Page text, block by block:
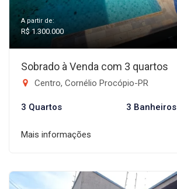
A partir de:
R$ 1.300.000
Sobrado à Venda com 3 quartos
Centro, Cornélio Procópio-PR
3 Quartos 3 Banheiros
Mais informações